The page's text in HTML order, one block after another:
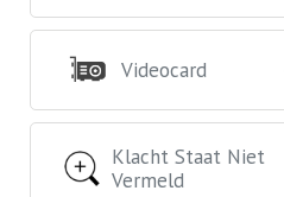
Videocard
Klacht Staat Niet
Vermeld